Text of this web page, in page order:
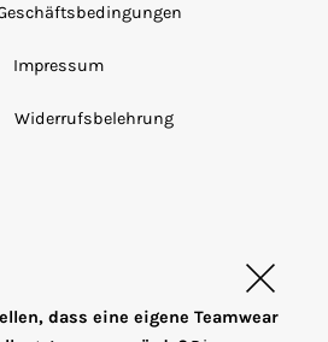
Impressum
Widerrufsbelehrung
dass eine eigene Teamwear